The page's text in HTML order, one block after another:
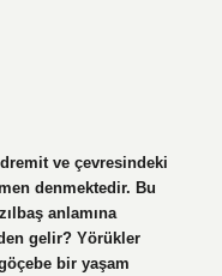
ve çevresindeki
denmektedir. Bu
anlamına
gelir? Yörükler
bir yaşam